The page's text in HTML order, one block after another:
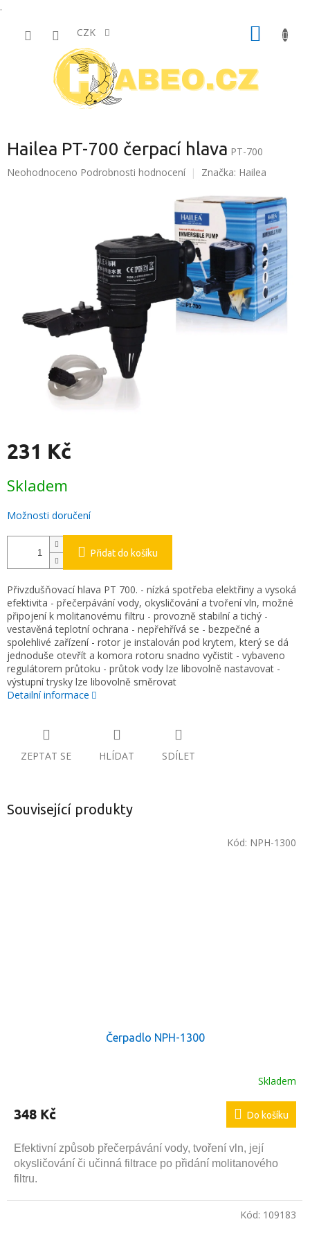
.
CZK
Hailea PT-700 čerpací hlava PT-700
Průměrné
Neohodnoceno Podrobnosti hodnocení Značka: Hailea
231 Kč
cena:
Skladem
Možnosti doručení
Přidat do košíku
Přivzdušňovací hlava PT 700. - nízká spotřeba elektřiny a vysoká
efektivita - přečerpávání vody, okysličování a tvoření vln, možné
připojení k molitanovému filtru - provozně stabilní a tichý -
vestavěná teplotní ochrana - nepřehřívá se - bezpečné a
spolehlivé zařízení - rotor je instalován pod krytem, který se dá
jednoduše otevřít a komora rotoru snadno vyčistit - vybaveno
regulátorem průtoku - průtok vody lze libovolně nastavovat -
výstupní trysky lze libovolně směrovat
Detailní informace
ZEPTAT SE HLÍDAT SDÍLET
Související produkty
Čerpadlo NPH-1300
produktu
je
z
5
hvězdiček.
Skladem
348 Kč Do košíku
Efektivní způsob přečerpávání vody, tvoření vln, její
okysličování či učinná filtrace po přidání molitanového
filtru.
Kód: NPH-1300
Kód: 109183